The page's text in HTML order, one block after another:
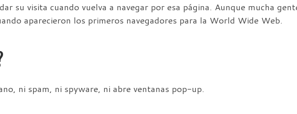
su visita cuando vuelva a navegar por esa página. Aunque mucha
aparecieron los primeros navegadores para la World Wide Web.
ni spam, ni spyware, ni abre ventanas pop-up.